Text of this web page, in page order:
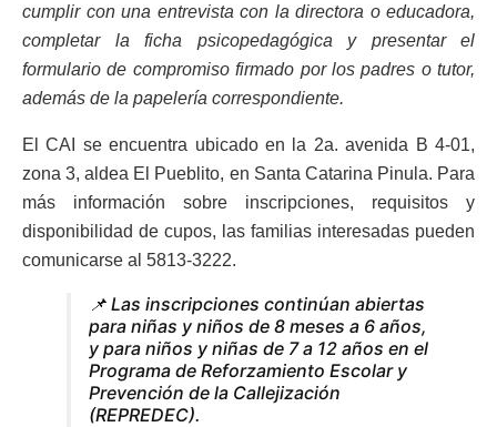
cumplir con una entrevista con la directora o educadora,
completar la ficha psicopedagógica y presentar el
formulario de compromiso firmado por los padres o tutor,
además de la papelería correspondiente.
El CAI se encuentra ubicado en la 2a. avenida B 4-01,
zona 3, aldea El Pueblito, en Santa Catarina Pinula. Para
más información sobre inscripciones, requisitos y
disponibilidad de cupos, las familias interesadas pueden
comunicarse al 5813-3222.
📌 Las inscripciones continúan abiertas
para niñas y niños de 8 meses a 6 años,
y para niños y niñas de 7 a 12 años en el
Programa de Reforzamiento Escolar y
Prevención de la Callejización
(REPREDEC).